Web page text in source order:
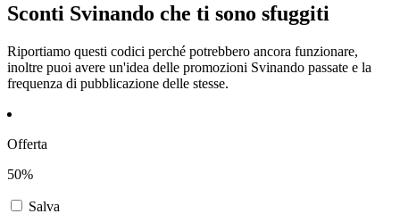
Sconti Svinando che ti sono sfuggiti
Riportiamo questi codici perché potrebbero ancora funzionare,
inoltre puoi avere un'idea delle promozioni Svinando passate e la
frequenza di pubblicazione delle stesse.
Offerta
50%
Salva